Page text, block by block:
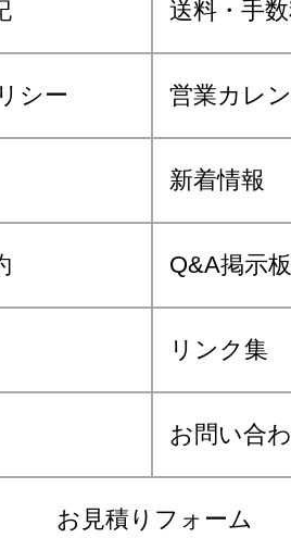
送料・手
シー 営業カレ
新着情報
Q&A掲示板
リンク集
お問い合
お見積りフォーム